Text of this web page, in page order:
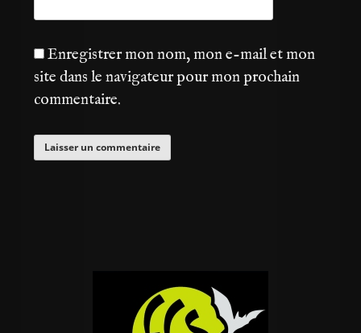
Enregistrer mon nom, mon e-mail et mon
site dans le navigateur pour mon prochain
commentaire.